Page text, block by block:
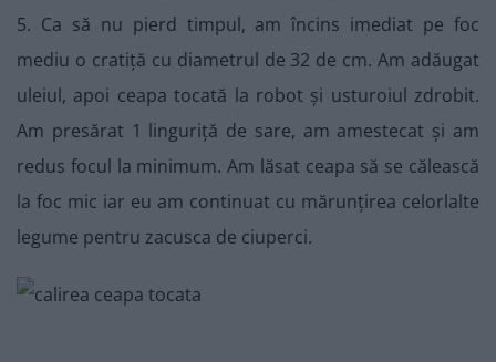
5. Ca să nu pierd timpul, am încins imediat pe foc
mediu o cratiță cu diametrul de 32 de cm. Am adăugat
uleiul, apoi ceapa tocată la robot și usturoiul zdrobit.
Am presărat 1 linguriță de sare, am amestecat și am
redus focul la minimum. Am lăsat ceapa să se călească
la foc mic iar eu am continuat cu mărunțirea celorlalte
legume pentru zacusca de ciuperci.